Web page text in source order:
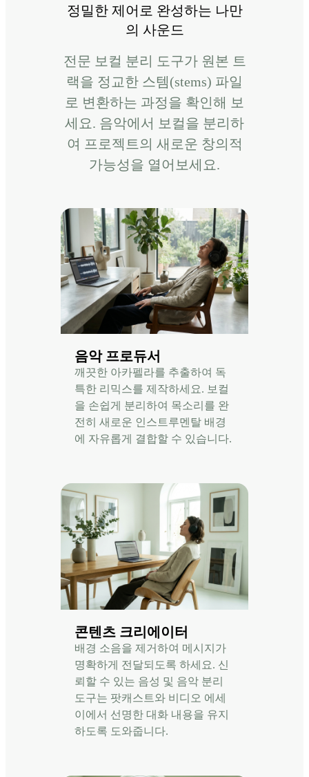
정밀한 제어로 완성하는 나만
의 사운드
전문 보컬 분리 도구가 원본 트
랙을 정교한 스템(stems) 파일
로 변환하는 과정을 확인해 보
세요. 음악에서 보컬을 분리하
여 프로젝트의 새로운 창의적
가능성을 열어보세요.
음악 프로듀서
깨끗한 아카펠라를 추출하여 독
특한 리믹스를 제작하세요. 보컬
을 손쉽게 분리하여 목소리를 완
전히 새로운 인스트루멘탈 배경
에 자유롭게 결합할 수 있습니다.
콘텐츠 크리에이터
배경 소음을 제거하여 메시지가
명확하게 전달되도록 하세요. 신
뢰할 수 있는 음성 및 음악 분리
도구는 팟캐스트와 비디오 에세
이에서 선명한 대화 내용을 유지
하도록 도와줍니다.